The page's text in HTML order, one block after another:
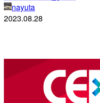
nayuta
2023.08.28